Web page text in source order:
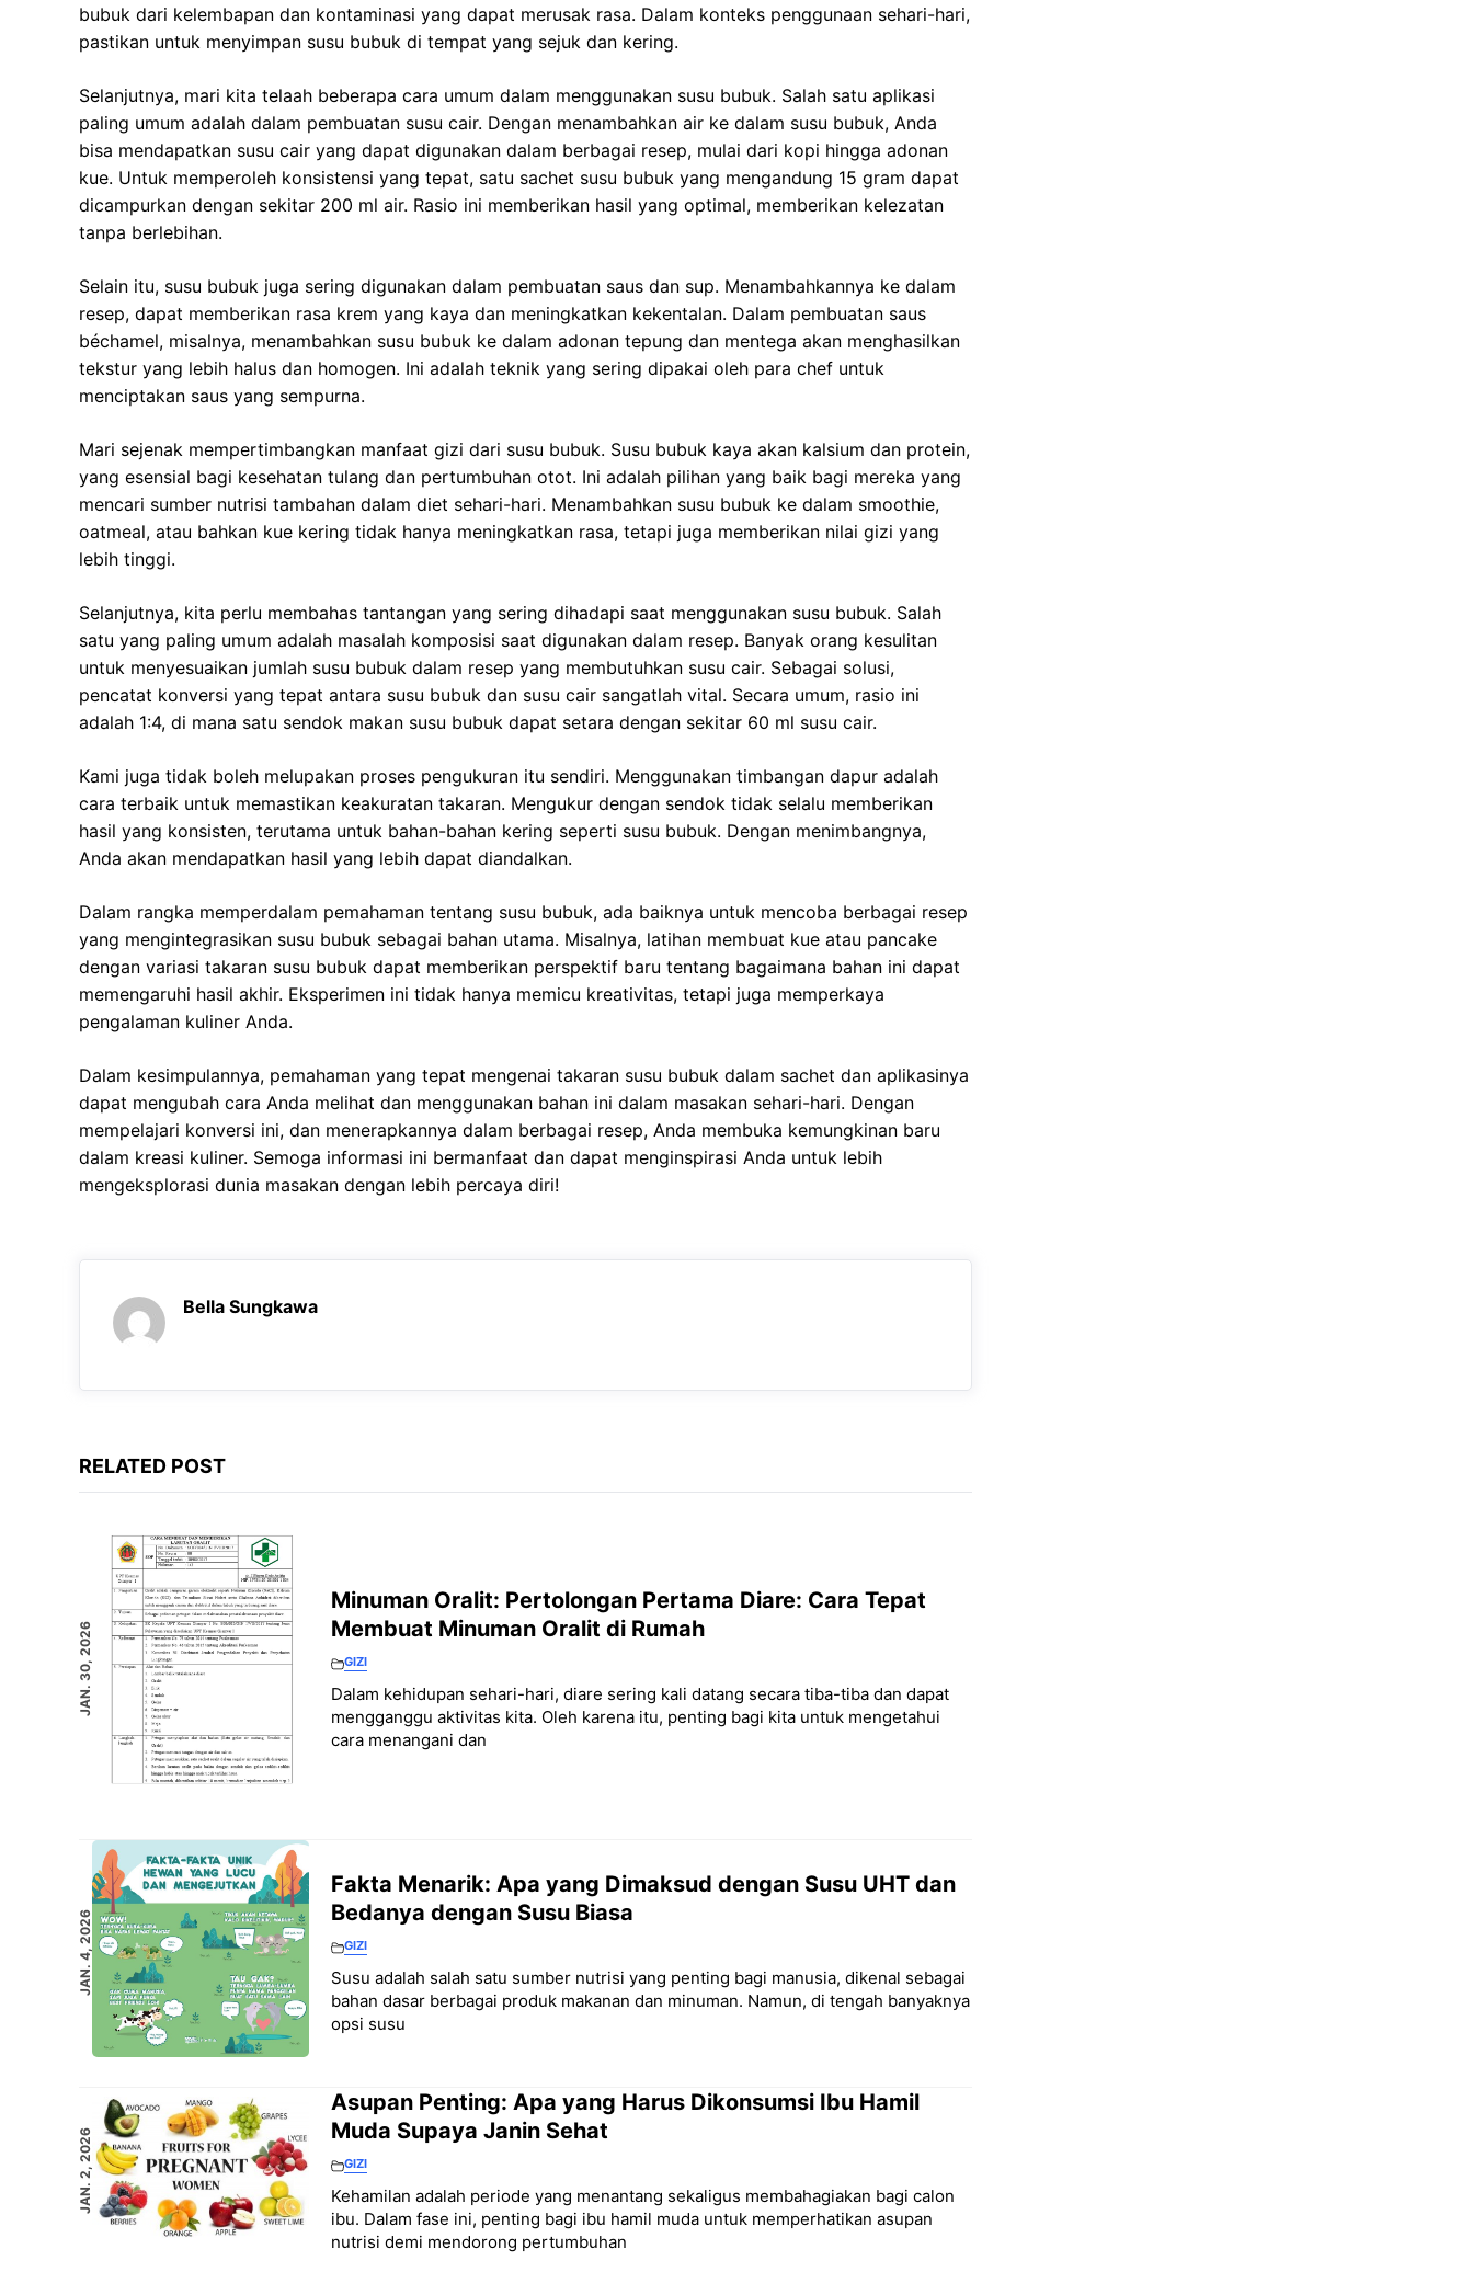
bubuk dari kelembapan dan kontaminasi yang dapat merusak rasa. Dalam konteks penggunaan sehari-hari,
pastikan untuk menyimpan susu bubuk di tempat yang sejuk dan kering.
Selanjutnya, mari kita telaah beberapa cara umum dalam menggunakan susu bubuk. Salah satu aplikasi
paling umum adalah dalam pembuatan susu cair. Dengan menambahkan air ke dalam susu bubuk, Anda
bisa mendapatkan susu cair yang dapat digunakan dalam berbagai resep, mulai dari kopi hingga adonan
kue. Untuk memperoleh konsistensi yang tepat, satu sachet susu bubuk yang mengandung 15 gram dapat
dicampurkan dengan sekitar 200 ml air. Rasio ini memberikan hasil yang optimal, memberikan kelezatan
tanpa berlebihan.
Selain itu, susu bubuk juga sering digunakan dalam pembuatan saus dan sup. Menambahkannya ke dalam
resep, dapat memberikan rasa krem yang kaya dan meningkatkan kekentalan. Dalam pembuatan saus
béchamel, misalnya, menambahkan susu bubuk ke dalam adonan tepung dan mentega akan menghasilkan
tekstur yang lebih halus dan homogen. Ini adalah teknik yang sering dipakai oleh para chef untuk
menciptakan saus yang sempurna.
Mari sejenak mempertimbangkan manfaat gizi dari susu bubuk. Susu bubuk kaya akan kalsium dan protein,
yang esensial bagi kesehatan tulang dan pertumbuhan otot. Ini adalah pilihan yang baik bagi mereka yang
mencari sumber nutrisi tambahan dalam diet sehari-hari. Menambahkan susu bubuk ke dalam smoothie,
oatmeal, atau bahkan kue kering tidak hanya meningkatkan rasa, tetapi juga memberikan nilai gizi yang
lebih tinggi.
Selanjutnya, kita perlu membahas tantangan yang sering dihadapi saat menggunakan susu bubuk. Salah
satu yang paling umum adalah masalah komposisi saat digunakan dalam resep. Banyak orang kesulitan
untuk menyesuaikan jumlah susu bubuk dalam resep yang membutuhkan susu cair. Sebagai solusi,
pencatat konversi yang tepat antara susu bubuk dan susu cair sangatlah vital. Secara umum, rasio ini
adalah 1:4, di mana satu sendok makan susu bubuk dapat setara dengan sekitar 60 ml susu cair.
Kami juga tidak boleh melupakan proses pengukuran itu sendiri. Menggunakan timbangan dapur adalah
cara terbaik untuk memastikan keakuratan takaran. Mengukur dengan sendok tidak selalu memberikan
hasil yang konsisten, terutama untuk bahan-bahan kering seperti susu bubuk. Dengan menimbangnya,
Anda akan mendapatkan hasil yang lebih dapat diandalkan.
Dalam rangka memperdalam pemahaman tentang susu bubuk, ada baiknya untuk mencoba berbagai resep
yang mengintegrasikan susu bubuk sebagai bahan utama. Misalnya, latihan membuat kue atau pancake
dengan variasi takaran susu bubuk dapat memberikan perspektif baru tentang bagaimana bahan ini dapat
memengaruhi hasil akhir. Eksperimen ini tidak hanya memicu kreativitas, tetapi juga memperkaya
pengalaman kuliner Anda.
Dalam kesimpulannya, pemahaman yang tepat mengenai takaran susu bubuk dalam sachet dan aplikasinya
dapat mengubah cara Anda melihat dan menggunakan bahan ini dalam masakan sehari-hari. Dengan
mempelajari konversi ini, dan menerapkannya dalam berbagai resep, Anda membuka kemungkinan baru
dalam kreasi kuliner. Semoga informasi ini bermanfaat dan dapat menginspirasi Anda untuk lebih
mengeksplorasi dunia masakan dengan lebih percaya diri!
Bella Sungkawa
RELATED POST
JAN. 30, 2026
Minuman Oralit: Pertolongan Pertama Diare: Cara Tepat
Membuat Minuman Oralit di Rumah
GIZI
Dalam kehidupan sehari-hari, diare sering kali datang secara tiba-tiba dan dapat
mengganggu aktivitas kita. Oleh karena itu, penting bagi kita untuk mengetahui
cara menangani dan
JAN. 4, 2026
Fakta Menarik: Apa yang Dimaksud dengan Susu UHT dan
Bedanya dengan Susu Biasa
GIZI
Susu adalah salah satu sumber nutrisi yang penting bagi manusia, dikenal sebagai
bahan dasar berbagai produk makanan dan minuman. Namun, di tengah banyaknya
opsi susu
JAN. 2, 2026
Asupan Penting: Apa yang Harus Dikonsumsi Ibu Hamil
Muda Supaya Janin Sehat
GIZI
Kehamilan adalah periode yang menantang sekaligus membahagiakan bagi calon
ibu. Dalam fase ini, penting bagi ibu hamil muda untuk memperhatikan asupan
nutrisi demi mendorong pertumbuhan